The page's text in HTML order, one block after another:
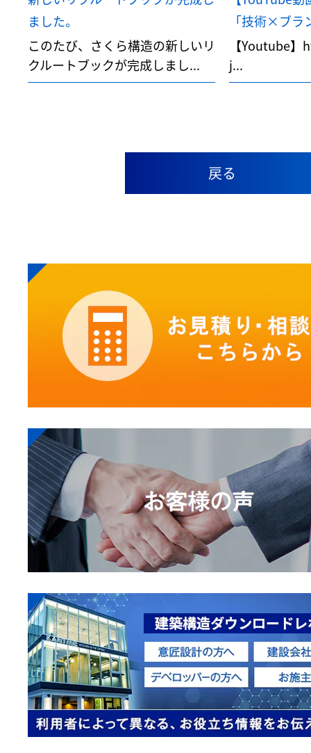
ました。
このたび、さくら構造の新しいリ
クルートブックが完成しまし...
「技術×ブラ
【Youtube
j...
戻る